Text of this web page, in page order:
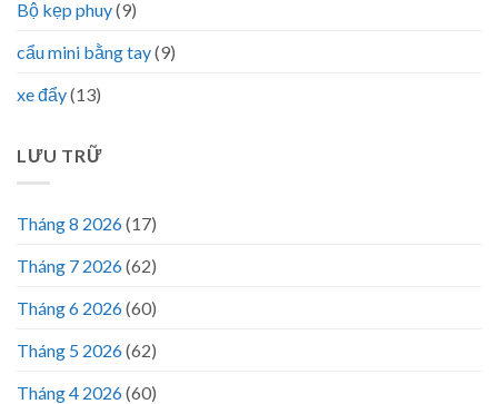
Bộ kẹp phuy(9)
cẩu mini bằng tay(9)
xe đẩy(13)
LƯU TRỮ
Tháng 8 2026(17)
Tháng 7 2026(62)
Tháng 6 2026(60)
Tháng 5 2026(62)
Tháng 4 2026(60)